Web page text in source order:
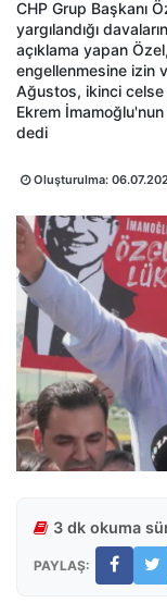
CHP Grup Başkanı
yargılandığı
açıklama yapan
engellenmesine izin
Ağustos, ikinci celse
Ekrem İmamoğlu'nun
dedi
Oluşturulma:
3 dk okuma
PAYLAŞ: